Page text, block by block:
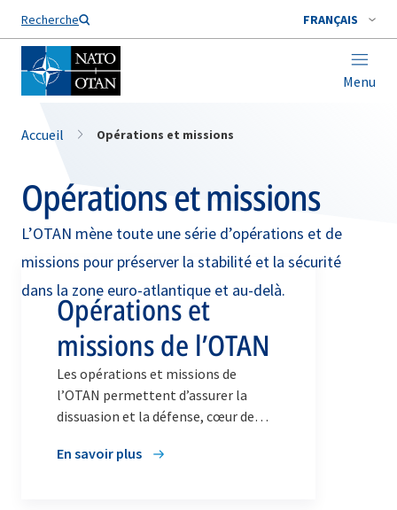
Recherche FRANÇAIS
Menu
Nom de famille*
Accueil Opérations et missions
Opérations et missions
L’OTAN mène toute une série d’opérations et de
missions pour préserver la stabilité et la sécurité
dans la zone euro-atlantique et au-delà.
Opérations et
missions de l’OTAN
Les opérations et missions de
l’OTAN permettent d’assurer la
dissuasion et la défense, cœur de
protéger ainsi les Alliés. Elles
En savoir plus